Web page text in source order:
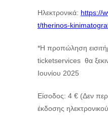
Ηλεκτρονικά: https://
t/therinos-
*Η προπώληση
ticketservices θα
Ιουνίου 2025
Είσοδος: 4 € (Δεν
έκδοσης ηλεκτρονικού